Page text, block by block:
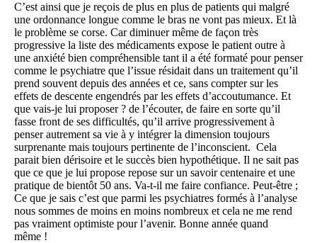
C’est ainsi que je reçois de plus en plus de patients qui malgré
une ordonnance longue comme le bras ne vont pas mieux. Et là
le problème se corse. Car diminuer même de façon très
progressive la liste des médicaments expose le patient outre à
une anxiété bien compréhensible tant il a été formaté pour penser
comme le psychiatre que l’issue résidait dans un traitement qu’il
prend souvent depuis des années et ce, sans compter sur les
effets de descente engendrés par les effets d’accoutumance. Et
que vais-je lui proposer ? de l’écouter, de faire en sorte qu’il
fasse front de ses difficultés, qu’il arrive progressivement à
penser autrement sa vie à y intégrer la dimension toujours
surprenante mais toujours pertinente de l’inconscient. Cela
parait bien dérisoire et le succès bien hypothétique. Il ne sait pas
que ce que je lui propose repose sur un savoir centenaire et une
pratique de bientôt 50 ans. Va-t-il me faire confiance. Peut-être ;
Ce que je sais c’est que parmi les psychiatres formés à l’analyse
nous sommes de moins en moins nombreux et cela ne me rend
pas vraiment optimiste pour l’avenir. Bonne année quand
même !